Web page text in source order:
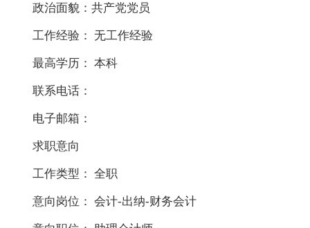
政治面貌：共产党党员
工作经验： 无工作经验
最高学历： 本科
联系电话：
电子邮箱：
求职意向
工作类型： 全职
意向岗位： 会计-出纳-财务会计